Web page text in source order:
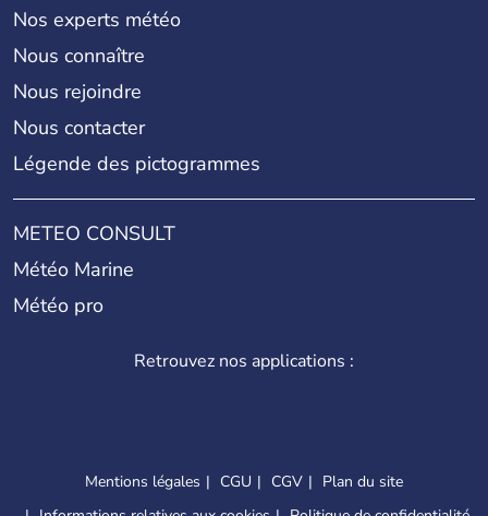
Nos experts météo
Nous connaître
Nous rejoindre
Nous contacter
Légende des pictogrammes
METEO CONSULT
Météo Marine
Météo pro
Retrouvez nos applications :
Mentions légales CGU CGV
Plan du site